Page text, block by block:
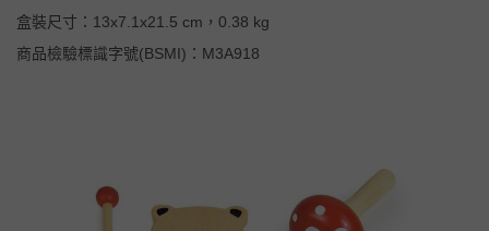
盒裝尺寸：13x7.1x21.5 cm，0.38 kg
商品檢驗標識字號(BSMI)：M3A918